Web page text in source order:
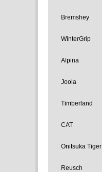
Bremshey
WinterGrip
Alpina
Joola
Timberland
CAT
Onitsuka Tiger
Reusch